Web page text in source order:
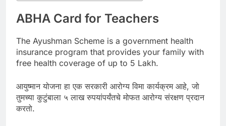
ABHA Card for Teachers
The Ayushman Scheme is a government health
insurance program that provides your family with
free health coverage of up to 5 Lakh.
आयुष्मान योजना हा एक सरकारी आरोग्य विमा कार्यक्रम आहे, जो
तुमच्या कुटुंबाला ५ लाख रुपयांपर्यंतचे मोफत आरोग्य संरक्षण प्रदान
करतो.